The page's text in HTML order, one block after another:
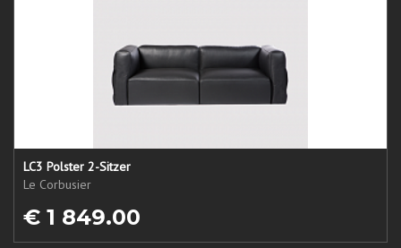
LC3 Polster 2-Sitzer
Le Corbusier
€ 1 849.00